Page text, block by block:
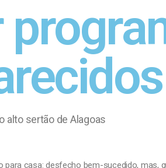
alto sertão de Alagoas
casa: desfecho bem-sucedido, mas,